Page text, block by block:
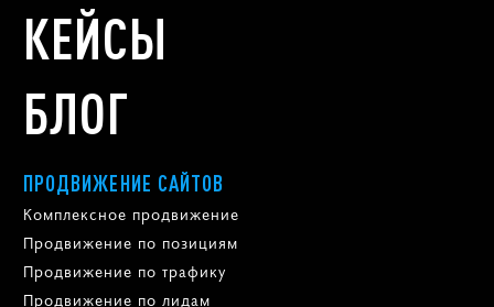
КЕЙСЫ
БЛОГ
ПРОДВИЖЕНИЕ САЙТОВ
Комплексное продвижение
Продвижение по позициям
Продвижение по трафику
Продвижение по лидам